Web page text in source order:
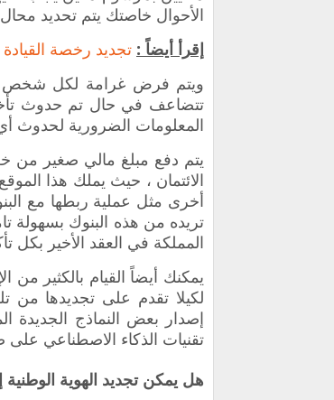
الأحوال خاصتك يتم تحديد
إقرأ أيضاً : تجديد رخصة القيادة
ويتم فرض غرامة لكل شخص
تتضاعف في حال تم حدوث
المعلومات الضرورية لحدوث
يتم دفع مبلغ مالي صغير من
الائتمان ، حيث يملك هذا
أخرى مثل عملية ربطها مع
تريده من هذه البنوك بسهولة
المملكة في العقد الأخير بكل
يمكنك أيضاً القيام بالكثير من
لكيلا تقدم على تجديدها
إصدار بعض النماذج الجديدة
تقنيات الذكاء الاصطناعي
هل يمكن تجديد الهوية الوطنية